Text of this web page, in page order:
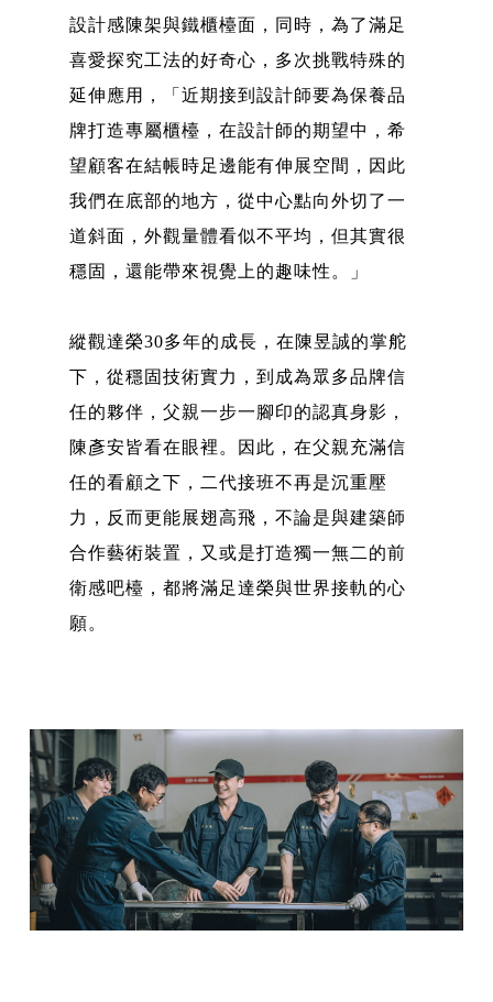
設計感陳架與鐵櫃檯面，同時，為了滿足
喜愛探究工法的好奇心，多次挑戰特殊的
延伸應用，「近期接到設計師要為保養品
牌打造專屬櫃檯，在設計師的期望中，希
望顧客在結帳時足邊能有伸展空間，因此
我們在底部的地方，從中心點向外切了一
道斜面，外觀量體看似不平均，但其實很
穩固，還能帶來視覺上的趣味性。」
縱觀達榮30多年的成長，在陳昱誠的掌舵
下，從穩固技術實力，到成為眾多品牌信
任的夥伴，父親一步一腳印的認真身影，
陳彥安皆看在眼裡。因此，在父親充滿信
任的看顧之下，二代接班不再是沉重壓
力，反而更能展翅高飛，不論是與建築師
合作藝術裝置，又或是打造獨一無二的前
衛感吧檯，都將滿足達榮與世界接軌的心
願。